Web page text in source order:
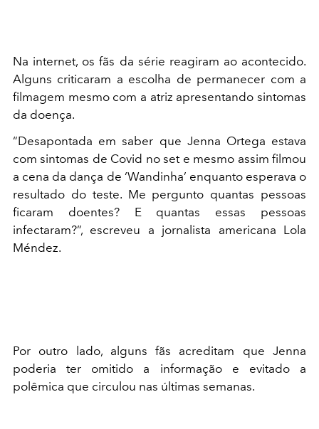
Na internet, os fãs da série reagiram ao acontecido.
Alguns criticaram a escolha de permanecer com a
filmagem mesmo com a atriz apresentando sintomas
da doença.
“Desapontada em saber que Jenna Ortega estava
com sintomas de Covid no set e mesmo assim filmou
a cena da dança de ‘Wandinha’ enquanto esperava o
resultado do teste. Me pergunto quantas pessoas
ficaram doentes? E quantas essas pessoas
infectaram?”, escreveu a jornalista americana Lola
Méndez.
Por outro lado, alguns fãs acreditam que Jenna
poderia ter omitido a informação e evitado a
polêmica que circulou nas últimas semanas.